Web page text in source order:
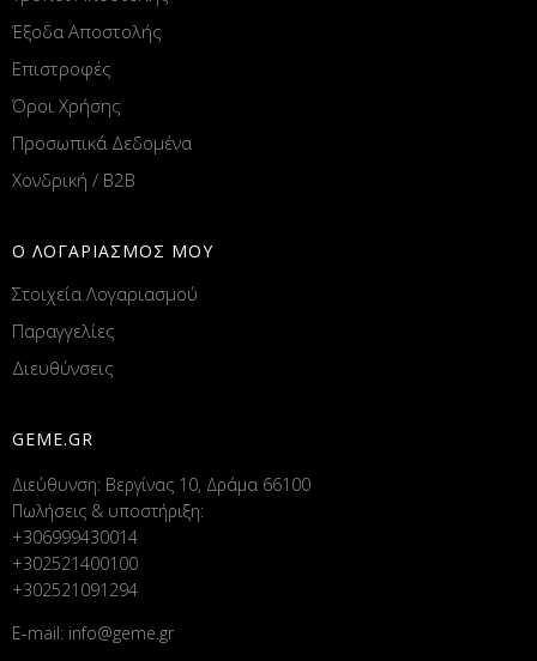
Έξοδα Αποστολής
Επιστροφές
Όροι Χρήσης
Προσωπικά Δεδομένα
Χονδρική / B2B
Ο ΛΟΓΑΡΙΑΣΜΟΣ ΜΟΥ
Στοιχεία Λογαριασμού
Παραγγελίες
Διευθύνσεις
GEME.GR
Διεύθυνση: Βεργίνας 10, Δράμα 66100
Πωλήσεις & υποστήριξη:
+306999430014
+302521400100
+302521091294
E-mail: info@geme.gr